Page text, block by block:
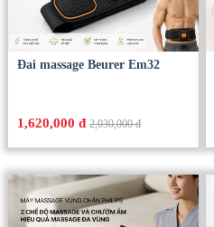
Đai massage Beurer Em32
1,620,000 đ 2,030,000 đ